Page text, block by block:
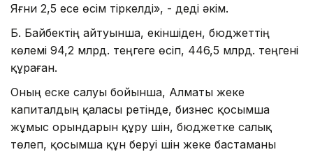
Яғни 2,5 есе өсім тіркелді», - деді әкім.
Б. Байбектің айтуынша, екіншіден, бюджеттің
көлемі 94,2 млрд. теңгеге өсіп, 446,5 млрд. теңгені
құраған.
Оның еске салуы бойынша, Алматы жеке
капиталдың қаласы ретінде, бизнес қосымша
жұмыс орындарын құру үшін, бюджетке салық
төлеп, қосымша құн беруі үшін жеке бастаманы